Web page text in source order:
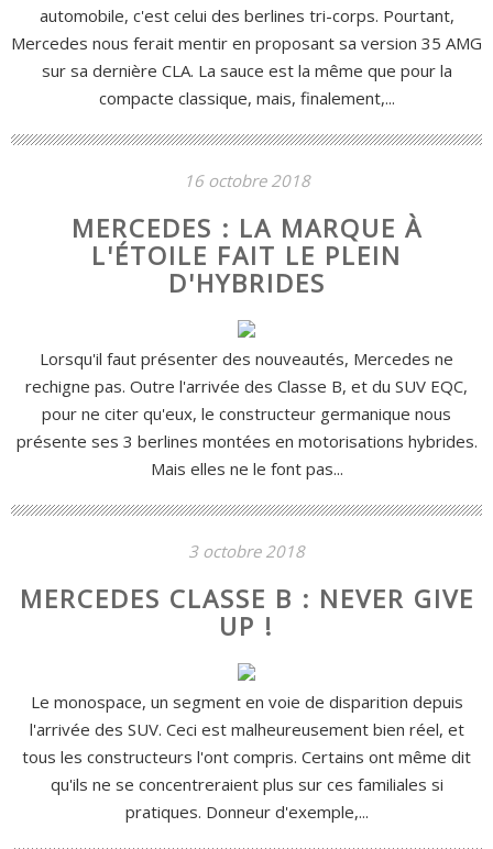
automobile, c'est celui des berlines tri-corps. Pourtant,
Mercedes nous ferait mentir en proposant sa version 35 AMG
sur sa dernière CLA. La sauce est la même que pour la
compacte classique, mais, finalement,...
16 octobre 2018
MERCEDES : LA MARQUE À
L'ÉTOILE FAIT LE PLEIN
D'HYBRIDES
Lorsqu'il faut présenter des nouveautés, Mercedes ne
rechigne pas. Outre l'arrivée des Classe B, et du SUV EQC,
pour ne citer qu'eux, le constructeur germanique nous
présente ses 3 berlines montées en motorisations hybrides.
Mais elles ne le font pas...
3 octobre 2018
MERCEDES CLASSE B : NEVER GIVE
UP !
Le monospace, un segment en voie de disparition depuis
l'arrivée des SUV. Ceci est malheureusement bien réel, et
tous les constructeurs l'ont compris. Certains ont même dit
qu'ils ne se concentreraient plus sur ces familiales si
pratiques. Donneur d'exemple,...